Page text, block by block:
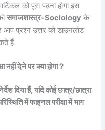
को पूरा पढ़ना होगा इस
समाजशास्त्र-Sociology के
आप प्रश्न उत्तर को डाउनलोड
हैं
नहीं देने पर क्या होगा ?
दिया हैं, यदि कोई छात्र/छात्रा
में फाइनल परीक्षा में भाग